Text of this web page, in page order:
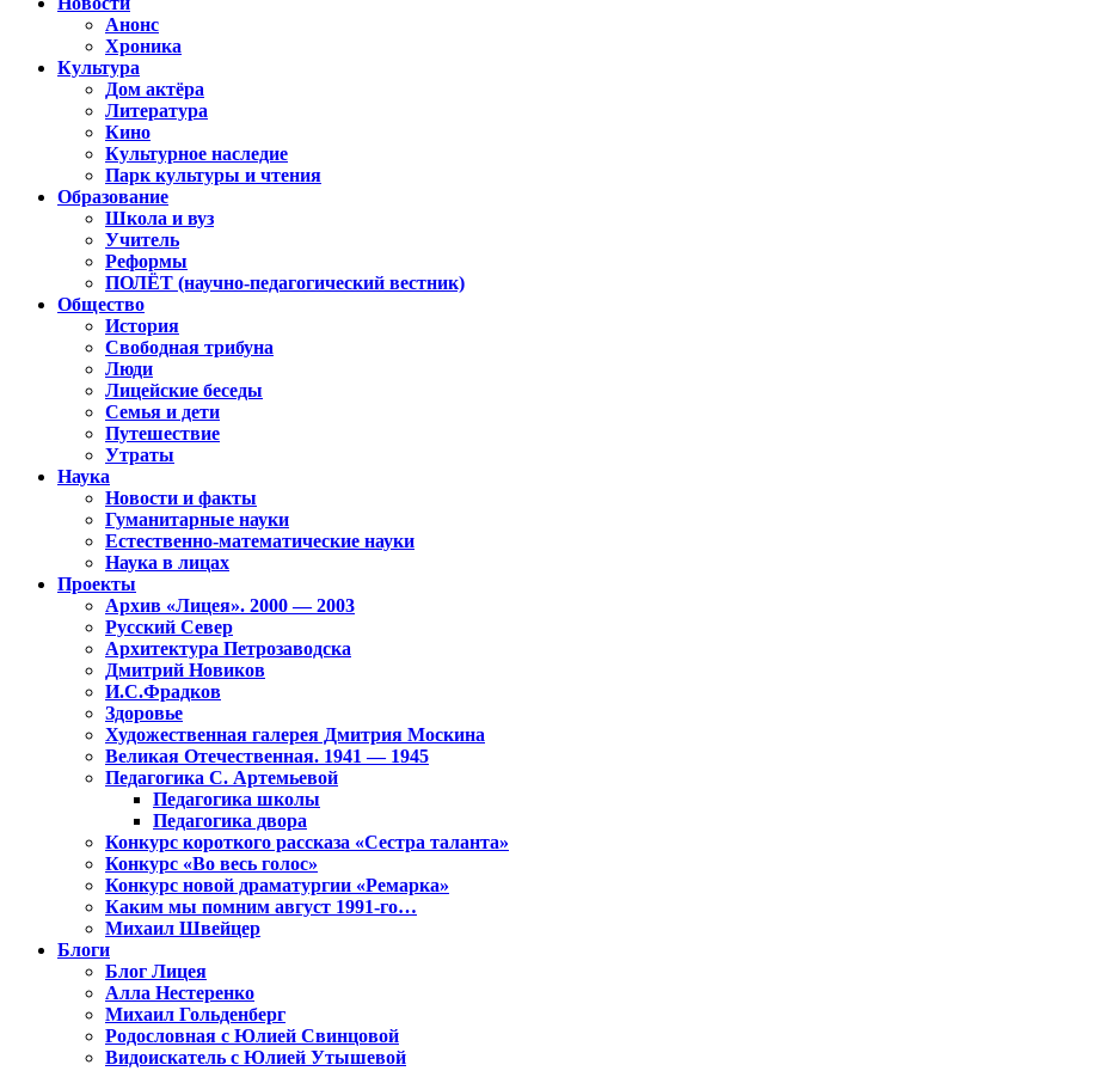
Анонс
Хроника
Культура
Дом актёра
Литература
Кино
Культурное наследие
Парк культуры и чтения
Образование
Школа и вуз
Учитель
Реформы
ПОЛЁТ (научно-педагогический вестник)
Общество
История
Свободная трибуна
Люди
Лицейские беседы
Семья и дети
Путешествие
Утраты
Наука
Новости и факты
Гуманитарные науки
Естественно-математические науки
Наука в лицах
Проекты
Архив «Лицея». 2000 — 2003
Русский Север
Архитектура Петрозаводска
Дмитрий Новиков
И.С.Фрадков
Здоровье
Художественная галерея Дмитрия Москина
Великая Отечественная. 1941 — 1945
Педагогика С. Артемьевой
Педагогика школы
Педагогика двора
Конкурс короткого рассказа «Сестра таланта»
Конкурс «Во весь голос»
Конкурс новой драматургии «Ремарка»
Каким мы помним август 1991-го…
Михаил Швейцер
Блоги
Блог Лицея
Алла Нестеренко
Михаил Гольденберг
Родословная с Юлией Свинцовой
Видоискатель с Юлией Утышевой